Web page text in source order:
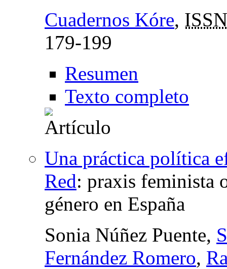
Cuadernos Kóre,
179-199
Resumen
Texto completo
Una práctica política
Red: praxis feminista
género en España
Sonia Núñez Puente,
Fernández Romero,